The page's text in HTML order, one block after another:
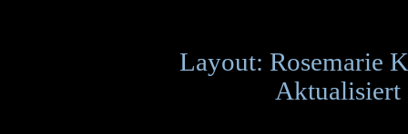
Layout: Rosemarie
Aktualisiert